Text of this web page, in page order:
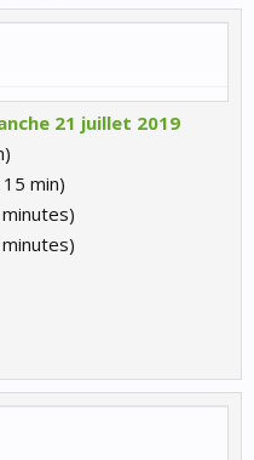
21 juillet 2019
min)